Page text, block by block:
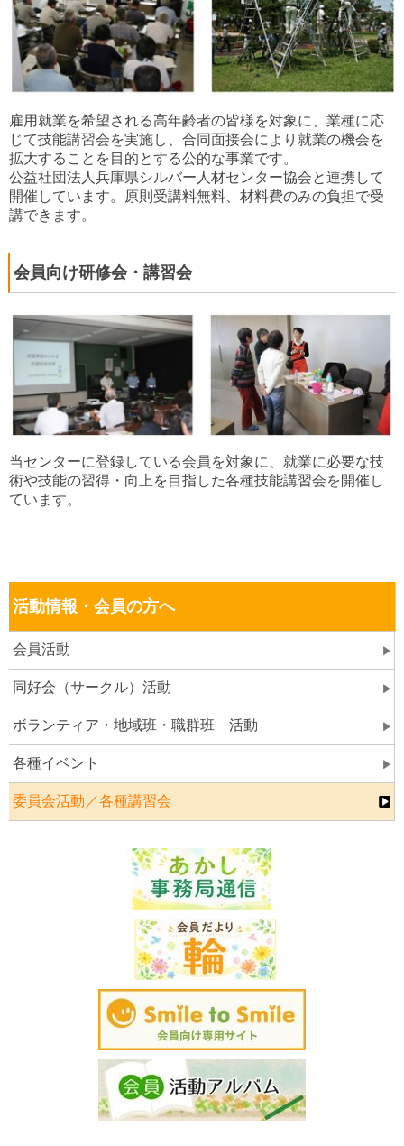
雇用就業を希望される高年齢者の皆様を対象に、業種に応
じて技能講習会を実施し、合同面接会により就業の機会を
拡大することを目的とする公的な事業です。
公益社団法人兵庫県シルバー人材センター協会と連携して
開催しています。原則受講料無料、材料費のみの負担で受
講できます。
会員向け研修会・講習会
当センターに登録している会員を対象に、就業に必要な技
術や技能の習得・向上を目指した各種技能講習会を開催し
ています。
活動情報・会員の方へ
会員活動
同好会（サークル）活動
ボランティア・地域班・職群班 活動
各種イベント
委員会活動／各種講習会